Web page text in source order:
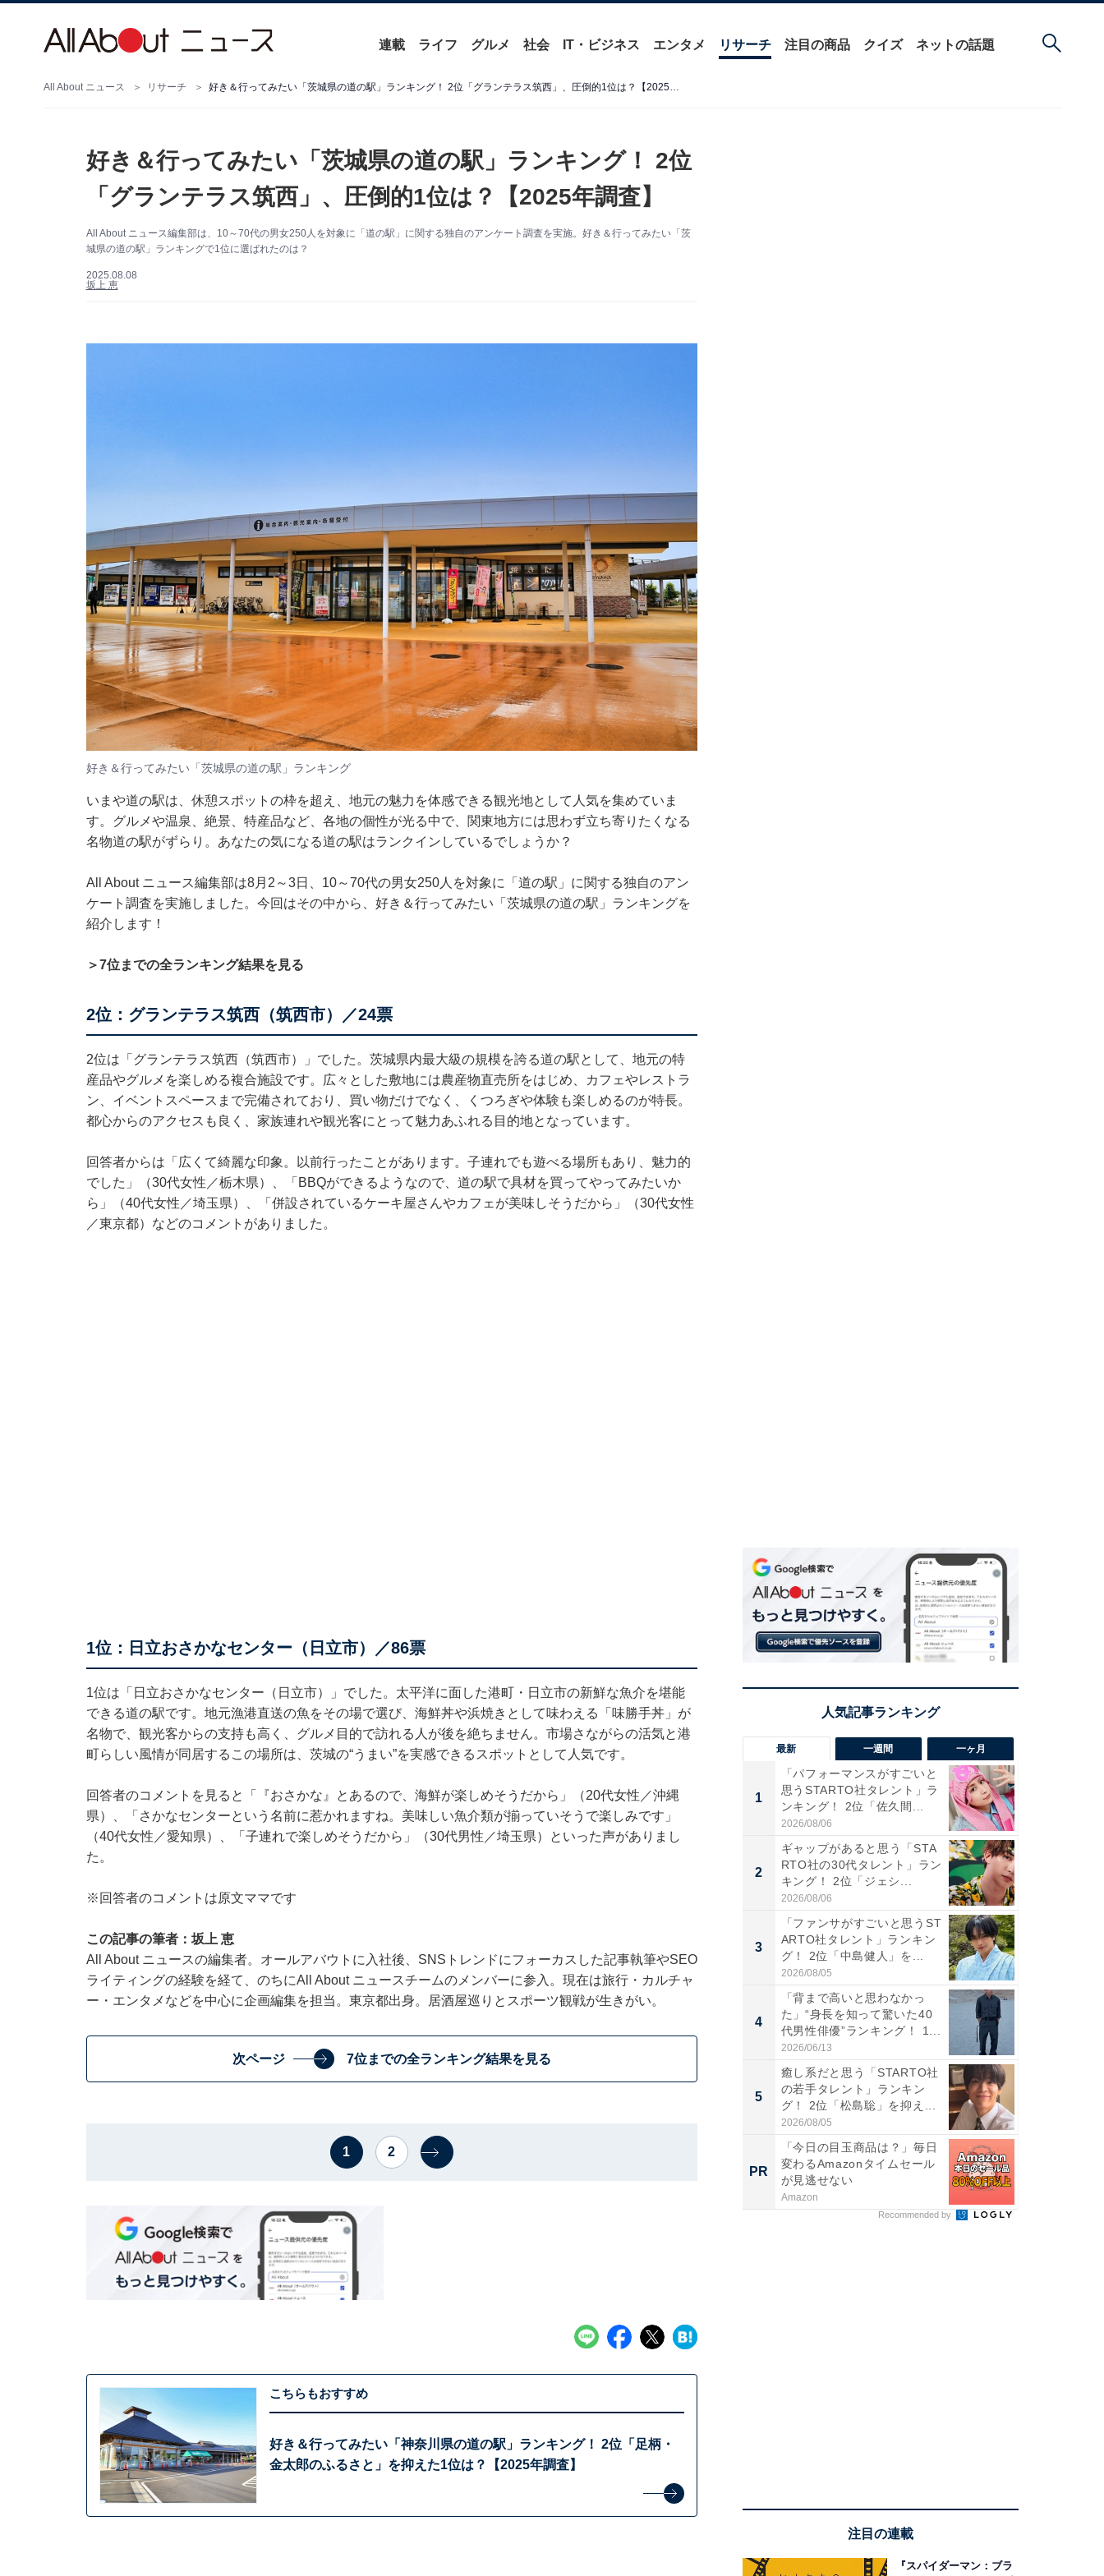
連載 ライフ グルメ 社会 IT・ビジネス エンタメ リサーチ 注目の商品 クイズ ネットの話題
All About ニュース リサーチ 好き＆行ってみたい「茨城県の道の駅」ランキング！ 2位「グランテラス筑西」、圧倒的1位は？【2025年調査】
好き＆行ってみたい「茨城県の道の駅」ランキング！ 2位
「グランテラス筑西」、圧倒的1位は？【2025年調査】
All About ニュース編集部は、10～70代の男女250人を対象に「道の駅」に関する独自のアンケート調査を実施。好き＆行ってみたい「茨
城県の道の駅」ランキングで1位に選ばれたのは？
2025.08.08
坂上 恵
好き＆行ってみたい「茨城県の道の駅」ランキング
いまや道の駅は、休憩スポットの枠を超え、地元の魅力を体感できる観光地として人気を集めていま
す。グルメや温泉、絶景、特産品など、各地の個性が光る中で、関東地方には思わず立ち寄りたくなる
名物道の駅がずらり。あなたの気になる道の駅はランクインしているでしょうか？
All About ニュース編集部は8月2～3日、10～70代の男女250人を対象に「道の駅」に関する独自のアン
ケート調査を実施しました。今回はその中から、好き＆行ってみたい「茨城県の道の駅」ランキングを
紹介します！
＞7位までの全ランキング結果を見る
2位：グランテラス筑西（筑西市）／24票
2位は「グランテラス筑西（筑西市）」でした。茨城県内最大級の規模を誇る道の駅として、地元の特
産品やグルメを楽しめる複合施設です。広々とした敷地には農産物直売所をはじめ、カフェやレストラ
ン、イベントスペースまで完備されており、買い物だけでなく、くつろぎや体験も楽しめるのが特長。
都心からのアクセスも良く、家族連れや観光客にとって魅力あふれる目的地となっています。
回答者からは「広くて綺麗な印象。以前行ったことがあります。子連れでも遊べる場所もあり、魅力的
でした」（30代女性／栃木県）、「BBQができるようなので、道の駅で具材を買ってやってみたいか
ら」（40代女性／埼玉県）、「併設されているケーキ屋さんやカフェが美味しそうだから」（30代女性
／東京都）などのコメントがありました。
1位：日立おさかなセンター（日立市）／86票
1位は「日立おさかなセンター（日立市）」でした。太平洋に面した港町・日立市の新鮮な魚介を堪能
できる道の駅です。地元漁港直送の魚をその場で選び、海鮮丼や浜焼きとして味わえる「味勝手丼」が
名物で、観光客からの支持も高く、グルメ目的で訪れる人が後を絶ちません。市場さながらの活気と港
町らしい風情が同居するこの場所は、茨城の“うまい”を実感できるスポットとして人気です。
回答者のコメントを見ると「『おさかな』とあるので、海鮮が楽しめそうだから」（20代女性／沖縄
県）、「さかなセンターという名前に惹かれますね。美味しい魚介類が揃っていそうで楽しみです」
（40代女性／愛知県）、「子連れで楽しめそうだから」（30代男性／埼玉県）といった声がありまし
た。
※回答者のコメントは原文ママです
この記事の筆者：坂上 恵
All About ニュースの編集者。オールアバウトに入社後、SNSトレンドにフォーカスした記事執筆やSEO
ライティングの経験を経て、のちにAll About ニュースチームのメンバーに参入。現在は旅行・カルチャ
ー・エンタメなどを中心に企画編集を担当。東京都出身。居酒屋巡りとスポーツ観戦が生きがい。
次ページ 7位までの全ランキング結果を見る
1 2
こちらもおすすめ
好き＆行ってみたい「神奈川県の道の駅」ランキング！ 2位「足柄・
金太郎のふるさと」を抑えた1位は？【2025年調査】
最新 一週間 一ヶ月
1
「パフォーマンスがすごいと
思うSTARTO社タレント」ラ
ンキング！ 2位「佐久間...
2026/08/06
2
ギャップがあると思う「STA
RTO社の30代タレント」ラン
キング！ 2位「ジェシ...
2026/08/06
3
「ファンサがすごいと思うST
ARTO社タレント」ランキン
グ！ 2位「中島健人」を...
2026/08/05
4
「背まで高いと思わなかっ
た」“身長を知って驚いた40
代男性俳優”ランキング！ 1...
2026/06/13
5
癒し系だと思う「STARTO社
の若手タレント」ランキン
グ！ 2位「松島聡」を抑え...
2026/08/05
PR
「今日の目玉商品は？」毎日
変わるAmazonタイムセール
が見逃せない
Amazon
Recommended by
注目の連載
『スパイダーマン：ブラ